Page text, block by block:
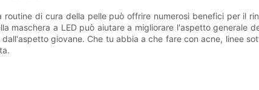
di cura della pelle può offrire numerosi benefici per il
maschera a LED può aiutare a migliorare l'aspetto generale
giovane. Che tu abbia a che fare con acne, linee